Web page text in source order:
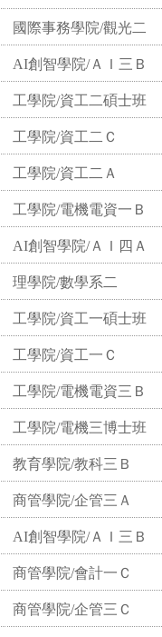
國際事務學院/觀光二
AI創智學院/ＡＩ三Ｂ
工學院/資工二碩士班
工學院/資工二Ｃ
工學院/資工二Ａ
工學院/電機電資一Ｂ
AI創智學院/ＡＩ四Ａ
理學院/數學系二
工學院/資工一碩士班
工學院/資工一Ｃ
工學院/電機電資三Ｂ
工學院/電機三博士班
教育學院/教科三Ｂ
商管學院/企管三Ａ
AI創智學院/ＡＩ三Ｂ
商管學院/會計一Ｃ
商管學院/企管三Ｃ